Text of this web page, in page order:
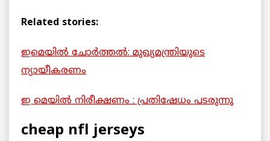
Related stories:
ഇമെയില്‍ ചോര്‍ത്തല്‍: മുഖ്യമന്ത്രിയുടെ
ന്യായീകരണം
ഇ മെയില്‍ നിരീക്ഷണം : പ്രതിഷേധം പടരുന്നു
cheap nfl jerseys